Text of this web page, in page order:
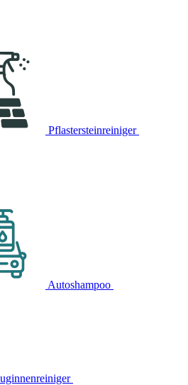
Pflastersteinreiniger
Autoshampoo